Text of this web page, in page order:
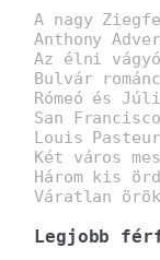
A nagy
Anthony
Az élni
Bulvár
Rómeó és
San
Louis
Két város
Három kis
Váratlan
Legjobb